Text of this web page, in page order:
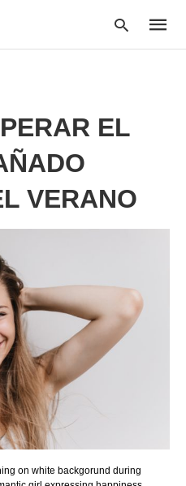
EL
VERANO
on white backgorund during